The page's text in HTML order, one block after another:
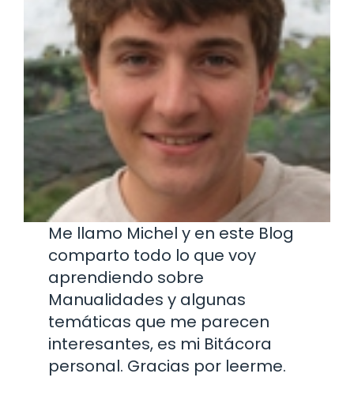
Me llamo Michel y en este Blog
comparto todo lo que voy
aprendiendo sobre
Manualidades y algunas
temáticas que me parecen
interesantes, es mi Bitácora
personal. Gracias por leerme.